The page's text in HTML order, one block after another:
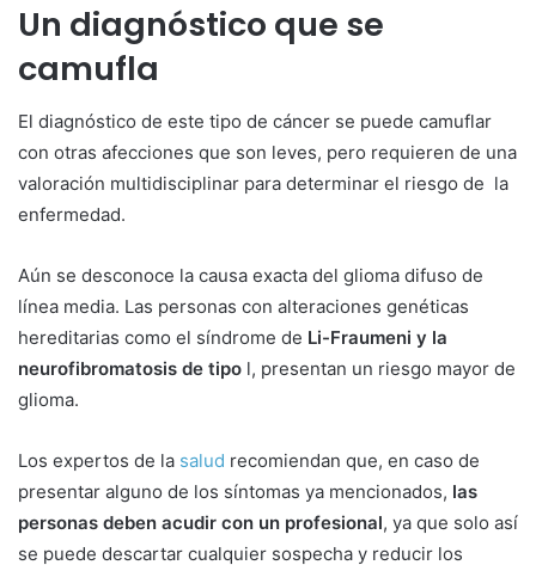
Un diagnóstico que se
camufla
El diagnóstico de este tipo de cáncer se puede camuflar
con otras afecciones que son leves, pero requieren de una
valoración multidisciplinar para determinar el riesgo de la
enfermedad.
Aún se desconoce la causa exacta del glioma difuso de
línea media. Las personas con alteraciones genéticas
hereditarias como el síndrome de Li-Fraumeni y la
neurofibromatosis de tipo l, presentan un riesgo mayor de
glioma.
Los expertos de la salud recomiendan que, en caso de
presentar alguno de los síntomas ya mencionados, las
personas deben acudir con un profesional, ya que solo así
se puede descartar cualquier sospecha y reducir los